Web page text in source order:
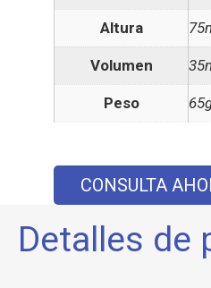
Altura
Volumen
Peso
CONSULTA
Detalles de